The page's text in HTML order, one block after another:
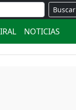
Buscar
NOTICIAS